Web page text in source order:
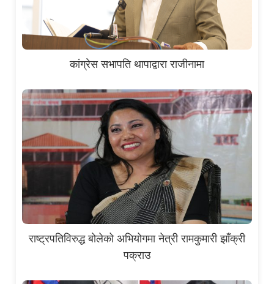
कांग्रेस सभापति थापाद्वारा राजीनामा
राष्ट्रपतिविरुद्ध बोलेको अभियोगमा नेत्री रामकुमारी झाँक्री
पक्राउ